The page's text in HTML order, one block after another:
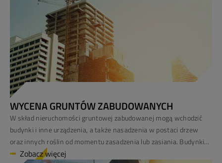
WYCENA GRUNTÓW ZABUDOWANYCH
W skład nieruchomości gruntowej zabudowanej mogą wchodzić
budynki i inne urządzenia, a także nasadzenia w postaci drzew
oraz innych roślin od momentu zasadzenia lub zasiania. Budynki...
Zobacz więcej